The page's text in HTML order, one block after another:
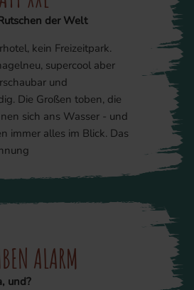
der Welt
kein Freizeitpark.
supercool aber
und
Die Großen toben, die
sich ans Wasser - und
immer alles im Blick. Das
ALARM
und?